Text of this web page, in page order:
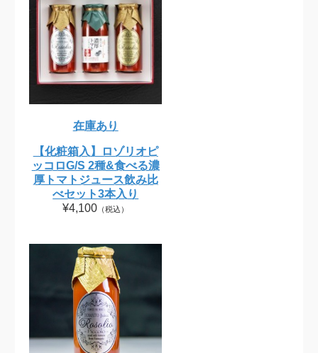
在庫あり
【化粧箱入】ロゾリオピ
ッコロG/S 2種&食べる濃
厚トマトジュース飲み比
べセット3本入り
¥4,100 （税込）